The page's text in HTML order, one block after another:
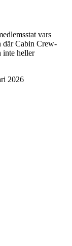
vars
där Cabin Crew-
inte heller
2026